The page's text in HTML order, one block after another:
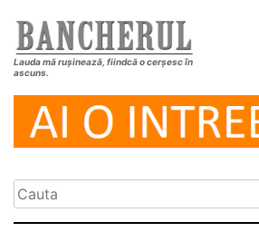
Lauda mă rușinează, fiindcă o cerșesc în
ascuns.